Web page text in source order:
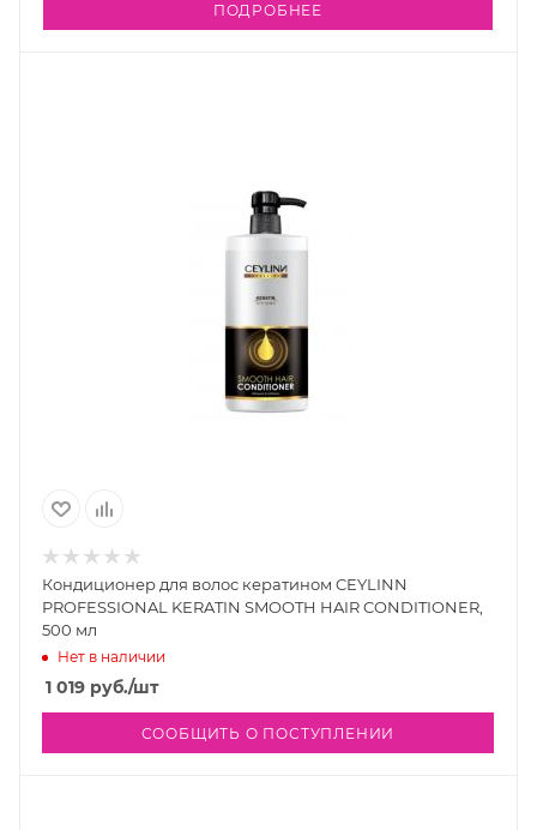
ПОДРОБНЕЕ
Кондиционер для волос кератином CEYLINN
PROFESSIONAL KERATIN SMOOTH HAIR CONDITIONER,
500 мл
Нет в наличии
1 019 руб./шт
СООБЩИТЬ О ПОСТУПЛЕНИИ